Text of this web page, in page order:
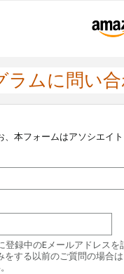
ラムに問い
本フォームはアソシエイ
録中のEメールアドレスを
する以前のご質問の場合